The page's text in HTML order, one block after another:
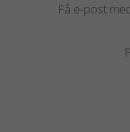
Få e-post